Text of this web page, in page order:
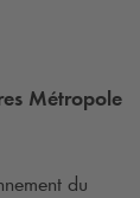
Métropole
du